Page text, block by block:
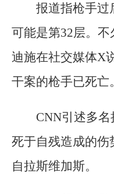
报道指枪手过
可能是第32层。
迪施在社交媒体X
干案的枪手已死亡
CNN引述多
死于自残造成的伤
自拉斯维加斯。